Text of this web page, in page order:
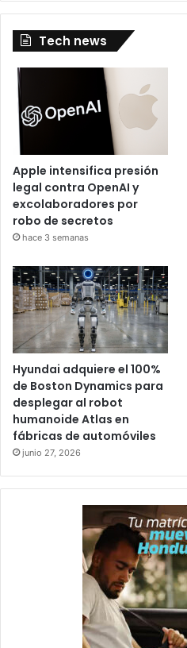
Tech news
Apple intensifica presión
legal contra OpenAI y
excolaboradores por
robo de secretos
hace 3 semanas
Hyundai adquiere el 100%
de Boston Dynamics para
desplegar al robot
humanoide Atlas en
fábricas de automóviles
junio 27, 2026